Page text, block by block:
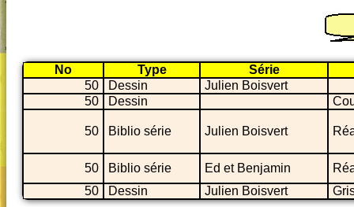
No Type
Série
50
Dessin
Julien Boisvert
50
Dessin
50 Biblio série Julien Boisvert
50 Biblio série Ed et Benjamin
50
Dessin Julien Boisvert